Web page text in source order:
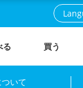
る 買う
いて